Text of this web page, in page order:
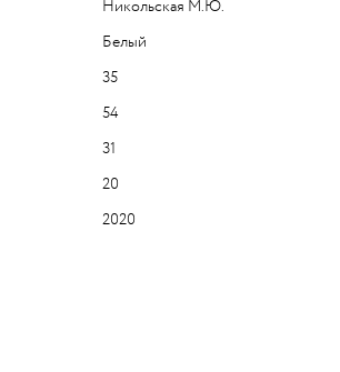
Никольская М.Ю.
Белый
35
54
31
20
2020